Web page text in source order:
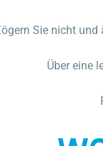
Sie nicht und
Über eine